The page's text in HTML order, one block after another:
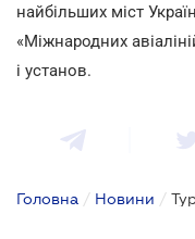
найбільших міст
«Міжнародних
і установ.
Головна / Новини /